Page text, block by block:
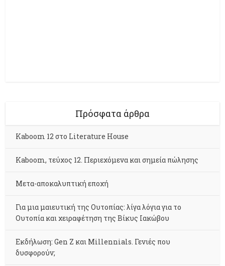
Πρόσφατα άρθρα
Kaboom 12 στο Literature House
Kaboom, τεύχος 12. Περιεχόμενα και σημεία πώλησης
Μετα-αποκαλυπτική εποχή
Για μια μαιευτική της Ουτοπίας: λίγα λόγια για το
Ουτοπία και χειραφέτηση της Βίκυς Ιακώβου
Εκδήλωση: Gen Z και Millennials. Γενιές που
δυσφορούν;